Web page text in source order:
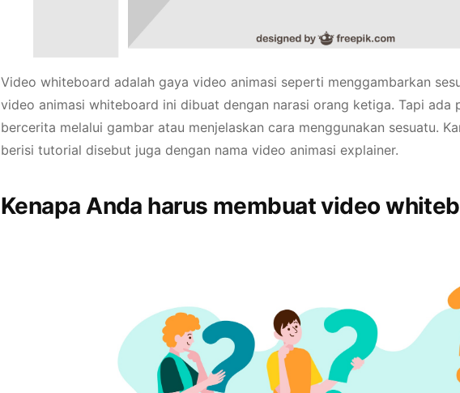
Video whiteboard adalah gaya video animasi seperti menggambarkan
video animasi whiteboard ini dibuat dengan narasi orang ketiga. Tapi ada
bercerita melalui gambar atau menjelaskan cara menggunakan sesuatu.
berisi tutorial disebut juga dengan nama video animasi explainer.
Kenapa Anda harus membuat video